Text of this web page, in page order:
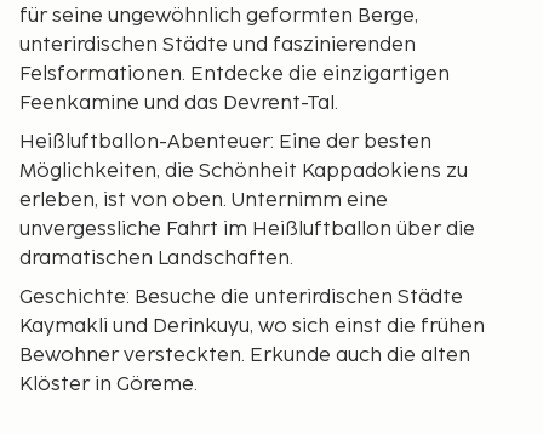
für seine ungewöhnlich geformten Berge,
unterirdischen Städte und faszinierenden
Felsformationen. Entdecke die einzigartigen
Feenkamine und das Devrent-Tal.
Heißluftballon-Abenteuer: Eine der besten
Möglichkeiten, die Schönheit Kappadokiens zu
erleben, ist von oben. Unternimm eine
unvergessliche Fahrt im Heißluftballon über die
dramatischen Landschaften.
Geschichte: Besuche die unterirdischen Städte
Kaymakli und Derinkuyu, wo sich einst die frühen
Bewohner versteckten. Erkunde auch die alten
Klöster in Göreme.